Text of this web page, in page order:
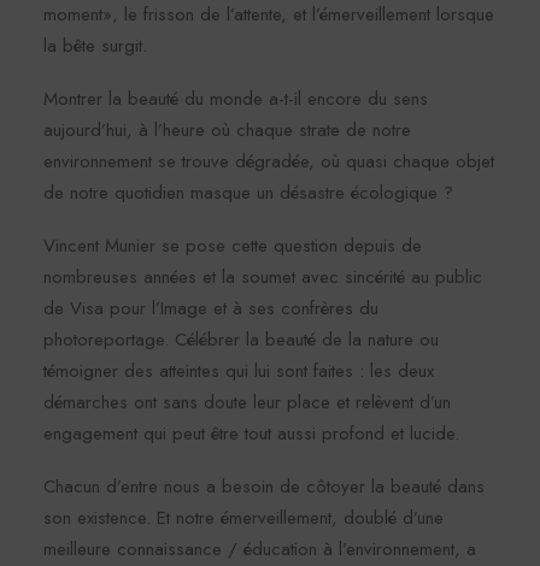
moment», le frisson de l’attente, et l’émerveillement lorsque
la bête surgit.
Montrer la beauté du monde a-t-il encore du sens
aujourd’hui, à l’heure où chaque strate de notre
environnement se trouve dégradée, où quasi chaque objet
de notre quotidien masque un désastre écologique ?
Vincent Munier se pose cette question depuis de
nombreuses années et la soumet avec sincérité au public
de Visa pour l’Image et à ses confrères du
photoreportage. Célébrer la beauté de la nature ou
témoigner des atteintes qui lui sont faites : les deux
démarches ont sans doute leur place et relèvent d’un
engagement qui peut être tout aussi profond et lucide.
Chacun d’entre nous a besoin de côtoyer la beauté dans
son existence. Et notre émerveillement, doublé d’une
meilleure connaissance / éducation à l’environnement, a